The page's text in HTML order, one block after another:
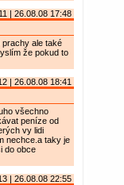
| 26.08.08 17:48
ale také
že pokud to
| 26.08.08 18:41
všechno
peníze od
vy lidi
nechce.a taky je
do obce
| 26.08.08 22:55